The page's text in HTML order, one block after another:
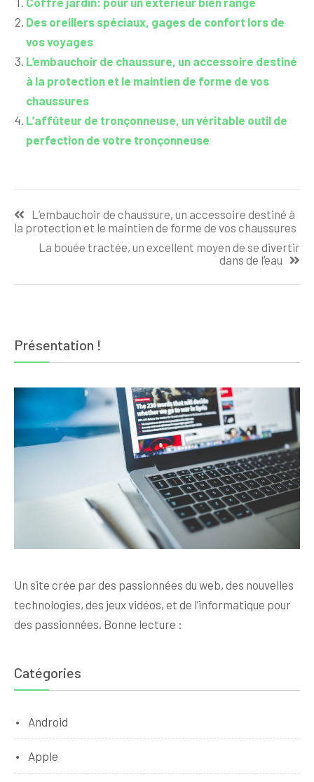
Des oreillers spéciaux, gages de confort lors de
vos voyages
L’embauchoir de chaussure, un accessoire destiné
à la protection et le maintien de forme de vos
chaussures
L’affûteur de tronçonneuse, un véritable outil de
perfection de votre tronçonneuse
de
l’article
L’embauchoir de chaussure, un accessoire destiné à
la protection et le maintien de forme de vos chaussures
La bouée tractée, un excellent moyen de se divertir
dans de l’eau
Présentation !
Un site crée par des passionnées du web, des nouvelles
technologies, des jeux vidéos, et de l’informatique pour
des passionnées. Bonne lecture :
Catégories
Android
Apple